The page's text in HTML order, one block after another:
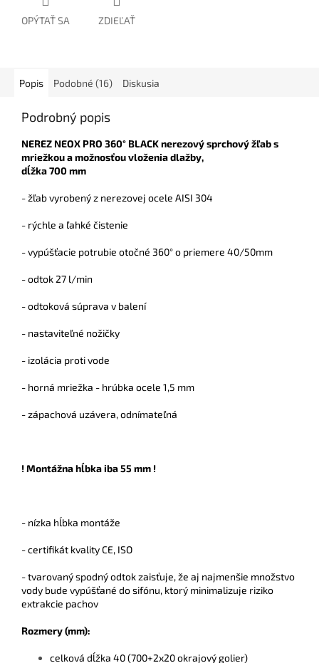
OPÝTAŤ SA ZDIEĽAŤ
Popis Podobné (16) Diskusia
Podrobný popis
NEREZ NEOX PRO 360° BLACK nerezový sprchový žľab s
mriežkou a možnosťou vloženia dlažby,
dĺžka 700 mm
- žľab vyrobený z nerezovej ocele AISI 304
- rýchle a ľahké čistenie
- vypúšťacie potrubie otočné 360° o priemere 40/50mm
- odtok 27 l/min
- odtoková súprava v balení
- nastaviteľné nožičky
- izolácia proti vode
- horná mriežka - hrúbka ocele 1,5 mm
- zápachová uzávera, odnímateľná
! Montážna hĺbka iba 55 mm !
- nízka hĺbka montáže
- certifikát kvality CE, ISO
- tvarovaný spodný odtok zaisťuje, že aj najmenšie množstvo
vody bude vypúšťané do sifónu, ktorý minimalizuje riziko
extrakcie pachov
Rozmery (mm):
celková dĺžka 40 (700+2x20 okrajový golier)